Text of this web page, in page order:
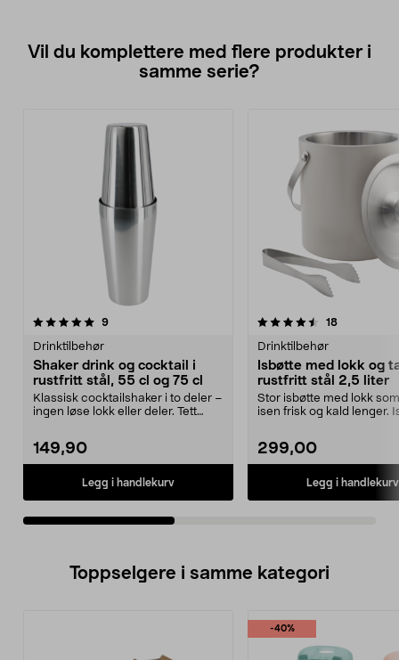
Vil du komplettere med flere produkter i
samme serie?
9anmeldelser
Drinktilbehør
Shaker drink og cocktail i
rustfritt stål, 55 cl og 75 cl
Klassisk cocktailshaker i to deler –
ingen løse lokk eller deler. Tett
149,90
Legg i handlekurv
4.5av 5 stjerner 18anmeldelser
Drinktilbehør
Isbøtte med lokk og
rustfritt stål 2,5 liter
Stor isbøtte med lokk
isen frisk og kald lenger.
299,00
Legg i handlekurv
5.0av 5 stjerner
Toppselgere i samme kategori
-40%